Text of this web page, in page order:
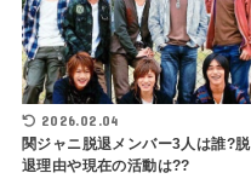
2026.02.04
関ジャニ脱退メンバー3人は誰?脱
退理由や現在の活動は??